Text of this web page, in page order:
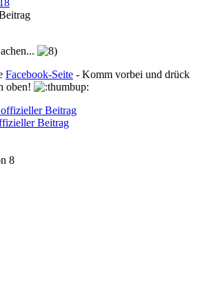
Facebook-Seite - Komm vorbei und drück
oben!
Beitrag
Beitrag
8